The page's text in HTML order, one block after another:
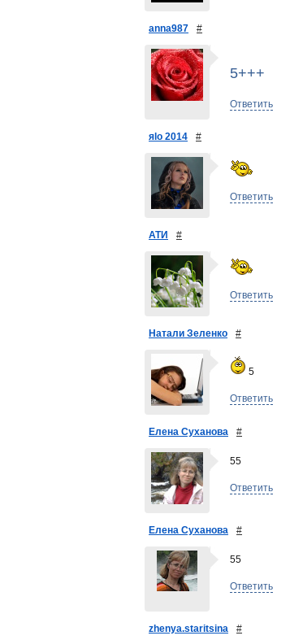
anna987 #
5+++
Ответить
яlo 2014 #
Ответить
АТИ #
Ответить
Натали Зеленко #
5
Ответить
Елена Суханова #
55
Ответить
Елена Суханова #
55
Ответить
zhenya.staritsina #